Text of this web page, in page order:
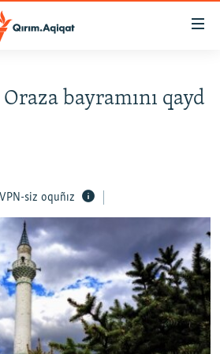
bayramını qayd
VPN-siz oquñız